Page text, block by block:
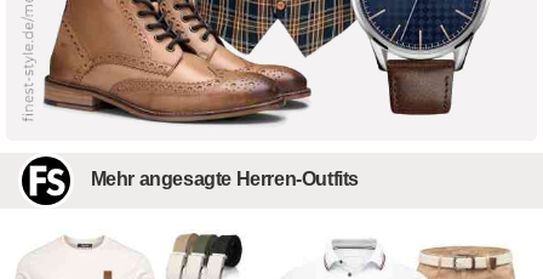
Mehr angesagte Herren-Outfits